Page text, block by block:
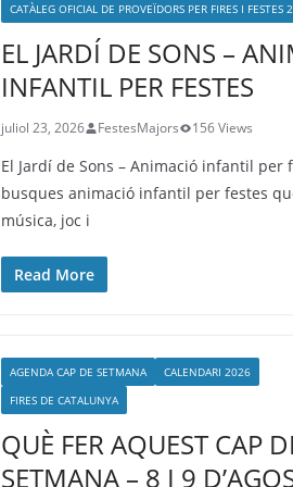
CATÀLEG OFICIAL DE PROVEÏDORS PER FIRES I FESTES
EL JARDÍ DE SONS –
INFANTIL PER FESTES
juliol 23, 2026 FestesMajors 156 Views
El Jardí de Sons – Animació infantil per
busques animació infantil per festes
música, joc i
Read More
AGENDA CAP DE SETMANA
CALENDARI 2026
FIRES DE CATALUNYA
QUÈ FER AQUEST CAP
SETMANA – 8 I 9